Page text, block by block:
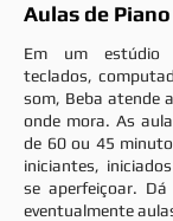
Aulas de Piano
Em um estúdio
teclados,
som, Beba atende
onde mora. As
de 60 ou 45
iniciantes,
se aperfeiçoar.
eventualmente